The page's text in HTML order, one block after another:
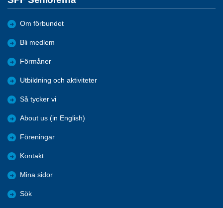
Om förbundet
Bli medlem
Förmåner
Utbildning och aktiviteter
Så tycker vi
About us (in English)
Föreningar
Kontakt
Mina sidor
Sök